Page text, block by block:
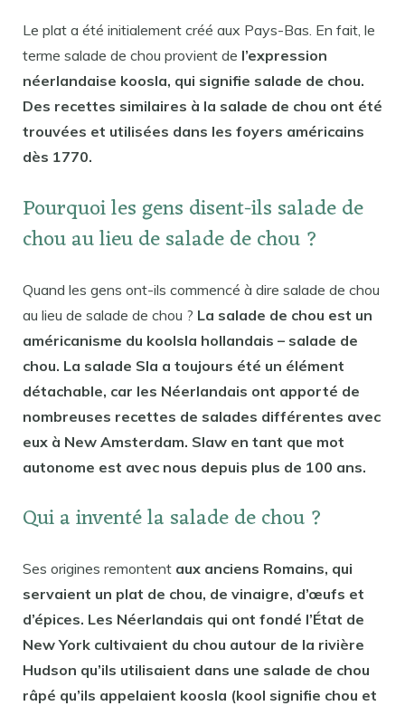
Le plat a été initialement créé aux Pays-Bas. En fait, le
terme salade de chou provient de l’expression
néerlandaise koosla, qui signifie salade de chou.
Des recettes similaires à la salade de chou ont été
trouvées et utilisées dans les foyers américains
dès 1770.
Pourquoi les gens disent-ils salade de
chou au lieu de salade de chou ?
Quand les gens ont-ils commencé à dire salade de chou
au lieu de salade de chou ? La salade de chou est un
américanisme du koolsla hollandais – salade de
chou. La salade Sla a toujours été un élément
détachable, car les Néerlandais ont apporté de
nombreuses recettes de salades différentes avec
eux à New Amsterdam. Slaw en tant que mot
autonome est avec nous depuis plus de 100 ans.
Qui a inventé la salade de chou ?
Ses origines remontent aux anciens Romains, qui
servaient un plat de chou, de vinaigre, d’œufs et
d’épices. Les Néerlandais qui ont fondé l’État de
New York cultivaient du chou autour de la rivière
Hudson qu’ils utilisaient dans une salade de chou
râpé qu’ils appelaient koosla (kool signifie chou et